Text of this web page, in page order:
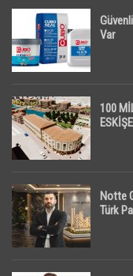
Var
100
Notte
Türk